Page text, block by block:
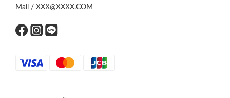
Mail / XXX@XXXX.COM